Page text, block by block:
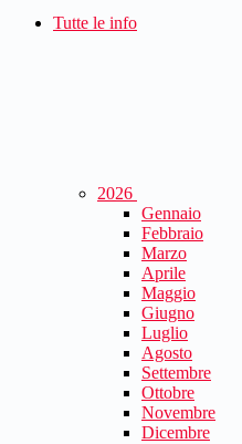
Tutte le info
2026
Gennaio
Febbraio
Marzo
Aprile
Maggio
Giugno
Luglio
Agosto
Settembre
Ottobre
Novembre
Dicembre